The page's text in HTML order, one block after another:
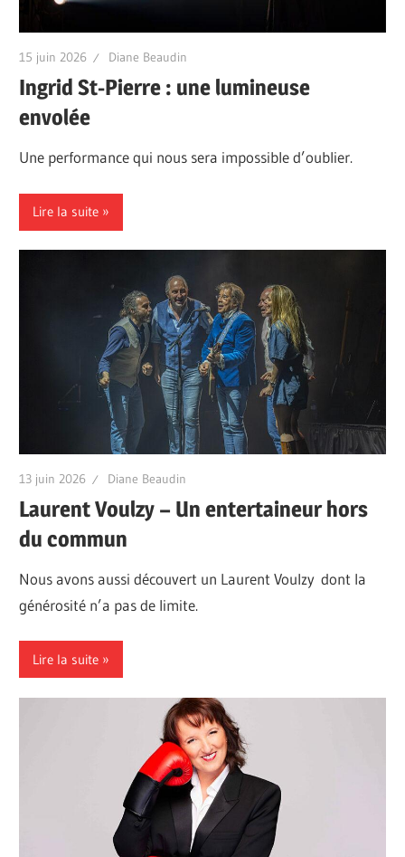
15 juin 2026 Diane Beaudin
Ingrid St-Pierre : une lumineuse
envolée
Une performance qui nous sera impossible d’oublier.
Lire la suite
13 juin 2026 Diane Beaudin
Laurent Voulzy – Un entertaineur hors
du commun
Nous avons aussi découvert un Laurent Voulzy dont la
générosité n’a pas de limite.
Lire la suite